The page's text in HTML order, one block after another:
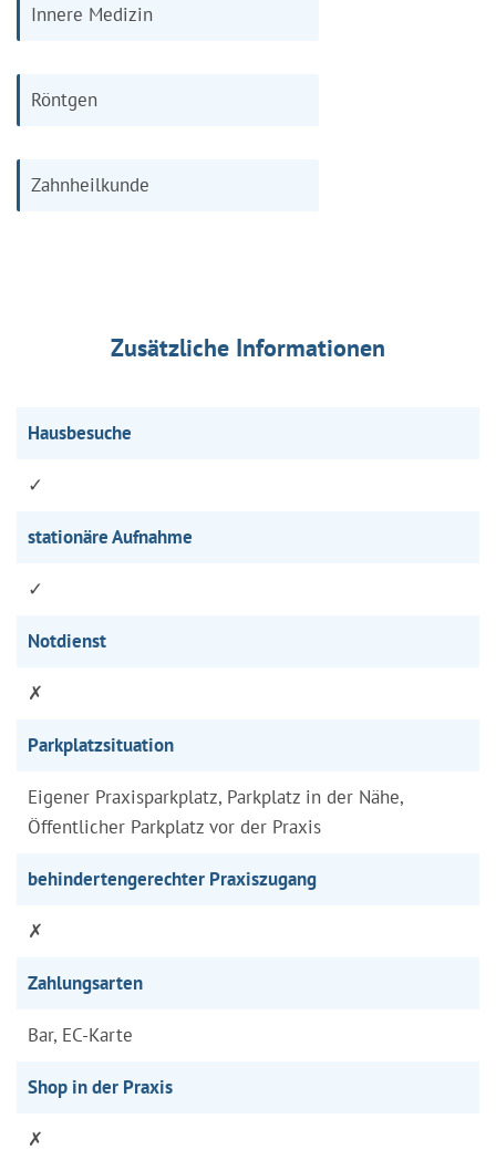
Innere Medizin
Röntgen
Zahnheilkunde
Zusätzliche Informationen
Hausbesuche
✓
stationäre Aufnahme
✓
Notdienst
✗
Parkplatzsituation
Eigener Praxisparkplatz, Parkplatz in der Nähe,
Öffentlicher Parkplatz vor der Praxis
behindertengerechter Praxiszugang
✗
Zahlungsarten
Bar, EC-Karte
Shop in der Praxis
✗